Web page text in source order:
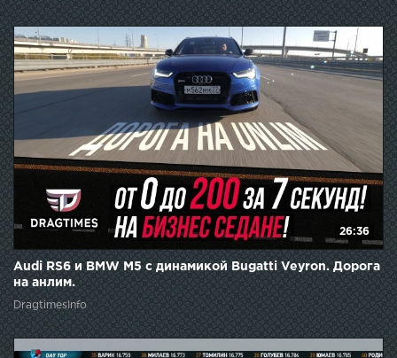
26:36
Audi RS6 и BMW M5 с динамикой Bugatti Veyron. Дорога
на анлим.
DragtimesInfo